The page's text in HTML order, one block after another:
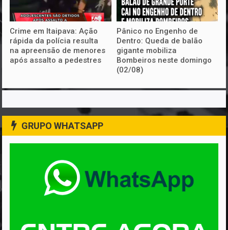
Crime em Itaipava: Ação
rápida da polícia resulta
na apreensão de menores
após assalto a pedestres
Pânico no Engenho de
Dentro: Queda de balão
gigante mobiliza
Bombeiros neste domingo
(02/08)
GRUPO WHATSAPP